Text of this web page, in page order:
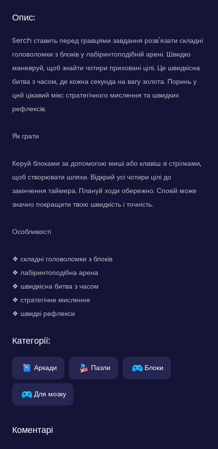
Опис:
Serch ставить перед гравцями завдання розв'язати складні
головоломки з блоків у лабіринтоподібній арені. Швидко
маневруй, щоб знайти чотири приховані цілі. Це швидкісна
битва з часом, де кожна секунда на вагу золота. Поринь у
цей цікавий мікс стратегічного мислення та швидких
рефлексів.
Як грати
Керуй блоками за допомогою миші або клавіш зі стрілками,
щоб створювати шляхи. Відкрий усі чотири цілі до
закінчення таймера. Плануй ходи обережно. Спокій може
значно покращити твою швидкість і точність.
Особливості
❖ складні головоломки з блоків
❖ лабіринтоподібна арена
❖ швидкісна битва з часом
❖ стратегічне мислення
❖ швидкі рефлекси
Категорії:
Аркади Пазли Блоки
Для мозку
Коментарі